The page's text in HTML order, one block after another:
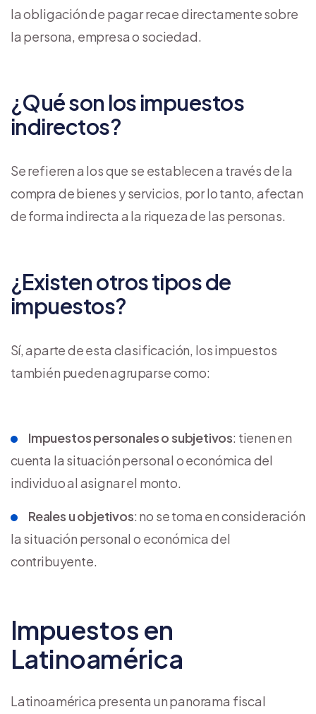
la obligación de pagar recae directamente sobre
la persona, empresa o sociedad.
¿Qué son los impuestos
indirectos?
Se refieren a los que se establecen a través de la
compra de bienes y servicios, por lo tanto, afectan
de forma indirecta a la riqueza de las personas.
¿Existen otros tipos de
impuestos?
Sí, aparte de esta clasificación, los impuestos
también pueden agruparse como:
Impuestos personales o subjetivos: tienen en
cuenta la situación personal o económica del
individuo al asignar el monto.
Reales u objetivos: no se toma en consideración
la situación personal o económica del
contribuyente.
Impuestos en
Latinoamérica
Latinoamérica presenta un panorama fiscal